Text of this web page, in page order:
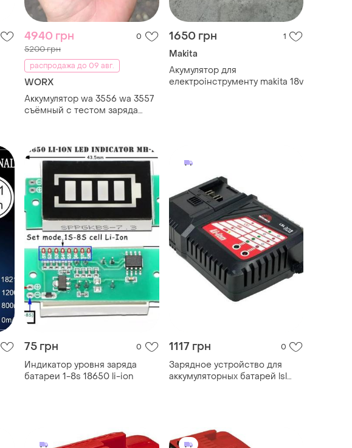
4940 грн 0
5200 грн
распродажа до 09 авг.
WORX
Аккумулятор wa 3556 wa 3557
съёмный с тестом заряда
электроинструмента
1650 грн 1
Makita
Акумулятор для
електроінструменту makita 18v
75 грн 0
Индикатор уровня заряда
батареи 1-8s 18650 li-ion
1117 грн 0
Зарядное устройство для
аккумуляторных батарей lsl